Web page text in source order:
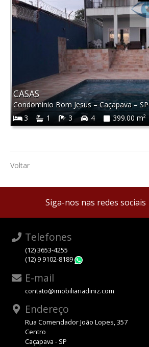
CASAS
Condomínio Bom Jesus–Caçapava– SP
3
1 3 4 399.00 m²
Voltar
Siga-nos nas redes sociais
Telefones
(12) 3653-4255
(12) 9 9102-8189
E-mail
contato@imobiliariadiniz.com
Endereço
Rua Comendador João Lopes, 357
Centro
Caçapava - SP